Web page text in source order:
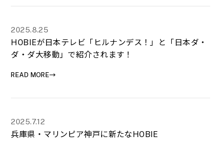
2025.8.25
HOBIEが日本テレビ「ヒルナンデス！」と「日本ダ・
ダ・ダ大移動」で紹介されます！
READ MORE→
2025.7.12
兵庫県・マリンピア神戸に新たなHOBIE